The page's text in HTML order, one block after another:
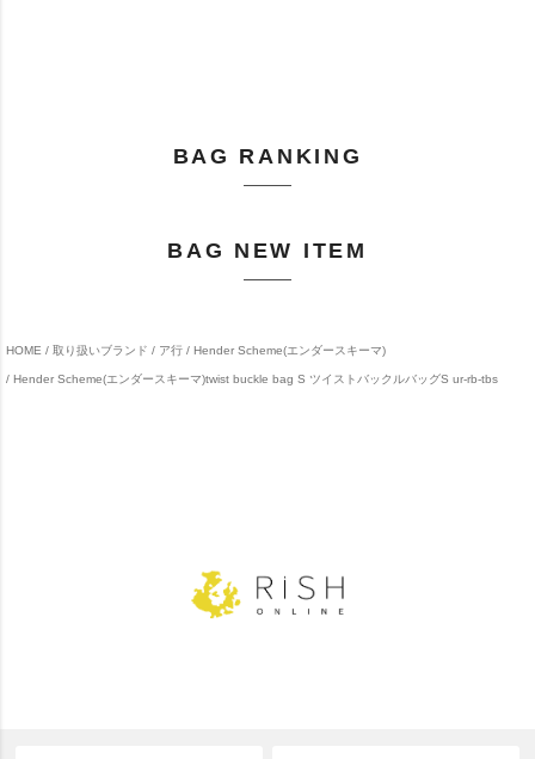
BAG RANKING
BAG NEW ITEM
HOME 取り扱いブランド ア行 Hender Scheme(エンダースキーマ)
Hender Scheme(エンダースキーマ)twist buckle bag S ツイストバックルバッグS ur-rb-tbs